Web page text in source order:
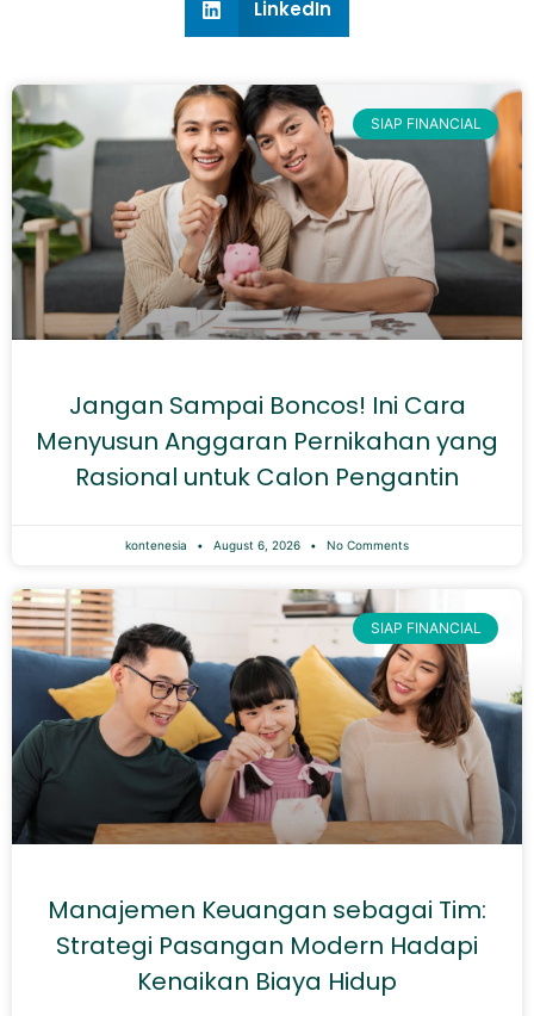
LinkedIn
SIAP FINANCIAL
Jangan Sampai Boncos! Ini Cara
Menyusun Anggaran Pernikahan yang
Rasional untuk Calon Pengantin
kontenesia August 6, 2026 No Comments
SIAP FINANCIAL
Manajemen Keuangan sebagai Tim:
Strategi Pasangan Modern Hadapi
Kenaikan Biaya Hidup